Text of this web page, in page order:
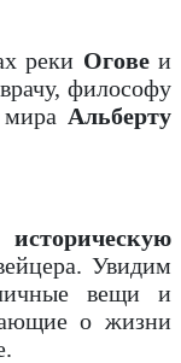
реки Оговеи
философу
Альберту
историческую
Увидим
вещи и
о жизни